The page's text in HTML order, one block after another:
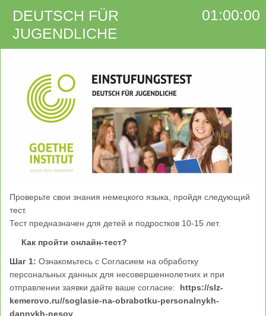
01:00:00
DEUTSCH FÜR
JUGENDLICHE
Проверьте свои знания немецкого языка, пройдя следующий
тест.
Тест предназначен для детей и подростков 10-15 лет.
Как пройти онлайн-тест?
Шаг 1: Ознакомьтесь с Согласием на обработку
персональных данных для несовершеннолетних и при
отправлении заявки дайте ваше согласие: https://slz-
kemerovo.ru//soglasie-na-obrabotku-personalnykh-
dannykh-nesov